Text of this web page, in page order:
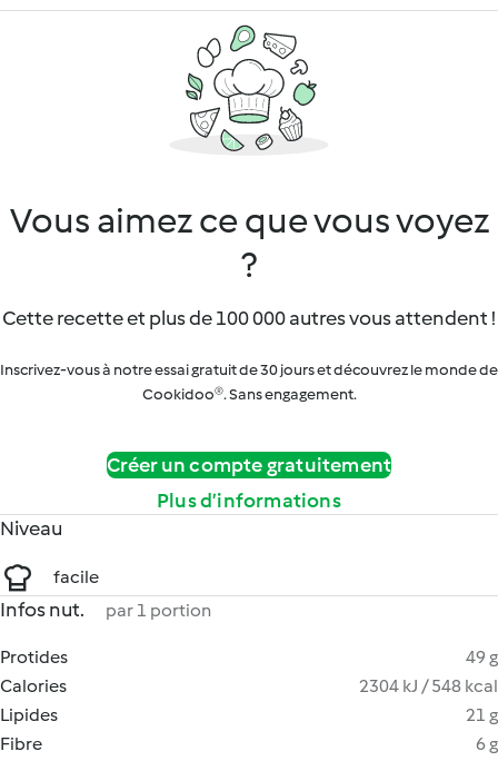
Vous aimez ce que vous voyez
?
Cette recette et plus de 100 000 autres vous attendent !
Inscrivez-vous à notre essai gratuit de 30 jours et découvrez le monde de
Cookidoo®. Sans engagement.
Créer un compte gratuitement
Plus d’informations
Niveau
facile
Infos nut. par 1 portion
Protides
49 g
Calories
2304 kJ / 548 kcal
Lipides
21 g
Fibre
6 g